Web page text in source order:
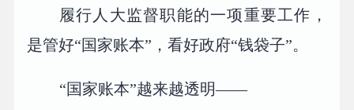
履行人大监督职能的一项重要工作，
是管好“国家账本”，看好政府“钱袋子”。
“国家账本”越来越透明——